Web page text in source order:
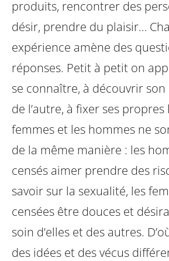
produits, rencontrer des
désir, prendre du plaisir…
expérience amène des
réponses. Petit à petit on
se connaître, à découvrir son
de l’autre, à fixer ses propres
femmes et les hommes ne
de la même manière : les
censés aimer prendre des
savoir sur la sexualité, les
censées être douces et
soin d’elles et des autres.
des idées et des vécus